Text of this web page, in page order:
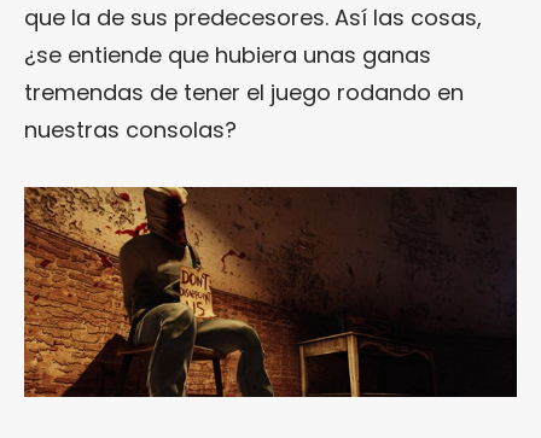
que la de sus predecesores. Así las cosas,
¿se entiende que hubiera unas ganas
tremendas de tener el juego rodando en
nuestras consolas?